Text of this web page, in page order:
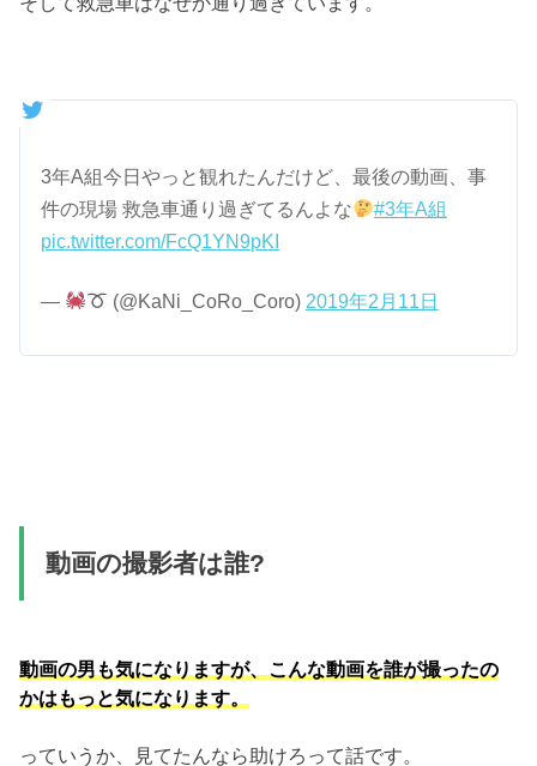
3年A組今日やっと観れたんだけど、最後の動画、事
件の現場 救急車通り過ぎてるんよな
#3年A組
pic.twitter.com/FcQ1YN9pKI
— (@KaNi_CoRo_Coro) 2019年2月11日
動画の撮影者は誰?
動画の男も気になりますが、こんな動画を誰が撮ったの
かはもっと気になります。
っていうか、見てたんなら助けろって話です。